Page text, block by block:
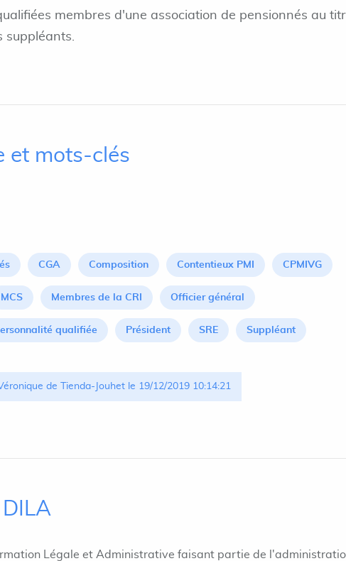
membres d'une association de pensionnés au
suppléants.
et mots-clés
CGA Composition Contentieux PMI CPMIVG
MCS Membres de la CRI Officier général
qualifiée Président SRE Suppléant
de Tienda-Jouhet le 19/12/2019 10:14:21
Légale et Administrative faisant partie de